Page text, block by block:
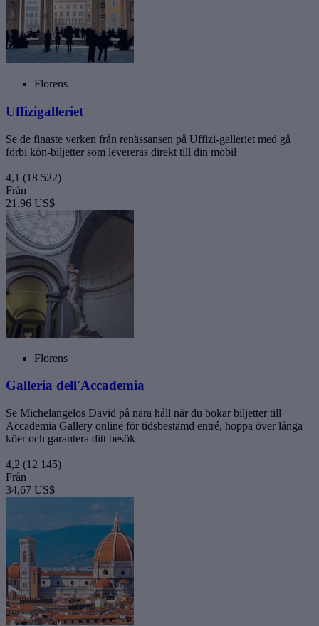
Florens
Uffizigalleriet
Se de finaste verken från renässansen på Uffizi-galleriet med gå
förbi kön-biljetter som levereras direkt till din mobil
4,1 (18 522)
Från
21,96 US$
Florens
Galleria dell'Accademia
Se Michelangelos David på nära håll när du bokar biljetter till
Accademia Gallery online för tidsbestämd entré, hoppa över långa
köer och garantera ditt besök
4,2 (12 145)
Från
34,67 US$